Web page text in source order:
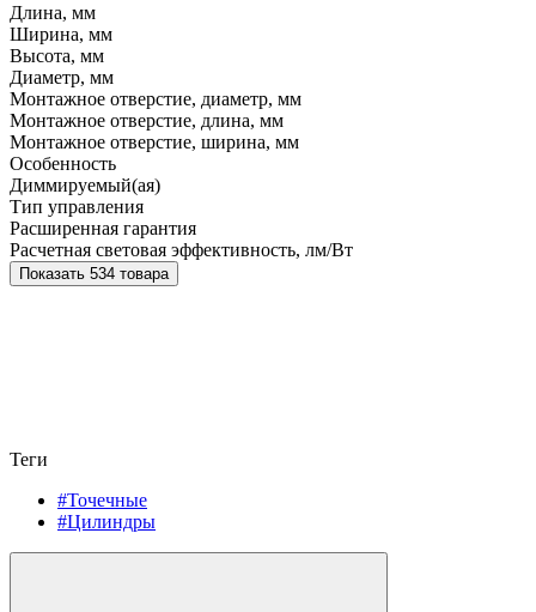
Длина, мм
Ширина, мм
Высота, мм
Диаметр, мм
Монтажное отверстие, диаметр, мм
Монтажное отверстие, длина, мм
Монтажное отверстие, ширина, мм
Особенность
Диммируемый(ая)
Тип управления
Расширенная гарантия
Расчетная световая эффективность, лм/Вт
Показать 534 товара
Теги
#Точечные
#Цилиндры